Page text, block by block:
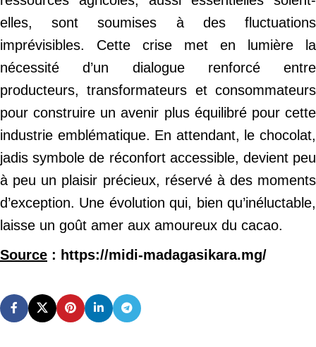
elles, sont soumises à des fluctuations
imprévisibles. Cette crise met en lumière la
nécessité d’un dialogue renforcé entre
producteurs, transformateurs et consommateurs
pour construire un avenir plus équilibré pour cette
industrie emblématique. En attendant, le chocolat,
jadis symbole de réconfort accessible, devient peu
à peu un plaisir précieux, réservé à des moments
d’exception. Une évolution qui, bien qu’inéluctable,
laisse un goût amer aux amoureux du cacao.
Source : https://midi-madagasikara.mg/